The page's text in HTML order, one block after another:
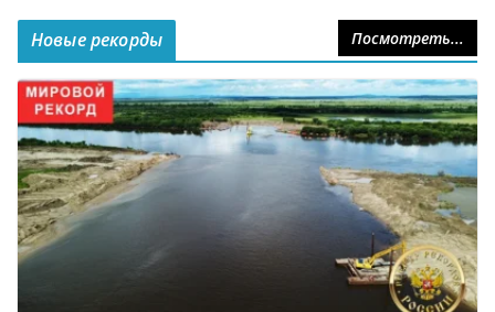
Новые рекорды Посмотреть...